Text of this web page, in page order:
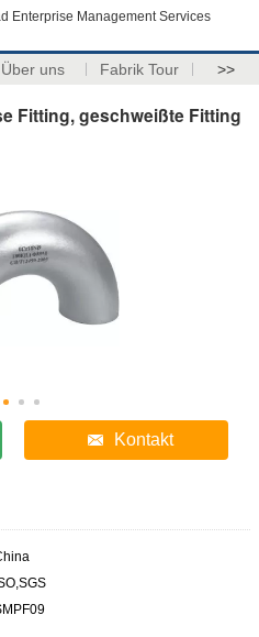
Enterprise Management Services
Über uns Fabrik Tour >>
Fitting, geschweißte Fitting
Kontakt